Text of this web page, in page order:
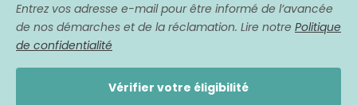
Entrez vos adresse e-mail pour être informé de l’avancée
de nos démarches et de la réclamation. Lire notre Politique
de confidentialité
Vérifier votre éligibilité